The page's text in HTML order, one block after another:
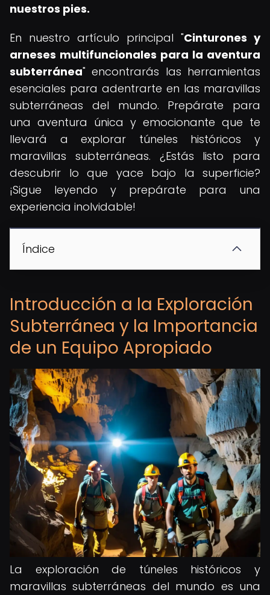
nuestros pies.
En nuestro artículo principal "Cinturones y
arneses multifuncionales para la aventura
subterránea" encontrarás las herramientas
esenciales para adentrarte en las maravillas
subterráneas del mundo. Prepárate para
una aventura única y emocionante que te
llevará a explorar túneles históricos y
maravillas subterráneas. ¿Estás listo para
descubrir lo que yace bajo la superficie?
¡Sigue leyendo y prepárate para una
experiencia inolvidable!
Índice
Introducción a la Exploración
Subterránea y la Importancia
de un Equipo Apropiado
La exploración de túneles históricos y
maravillas subterráneas del mundo es una